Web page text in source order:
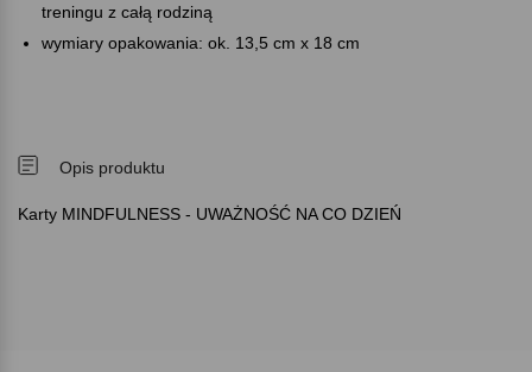
treningu z całą rodziną
wymiary opakowania: ok. 13,5 cm x 18 cm
Opis produktu
Karty MINDFULNESS - UWAŻNOŚĆ NA CO DZIEŃ